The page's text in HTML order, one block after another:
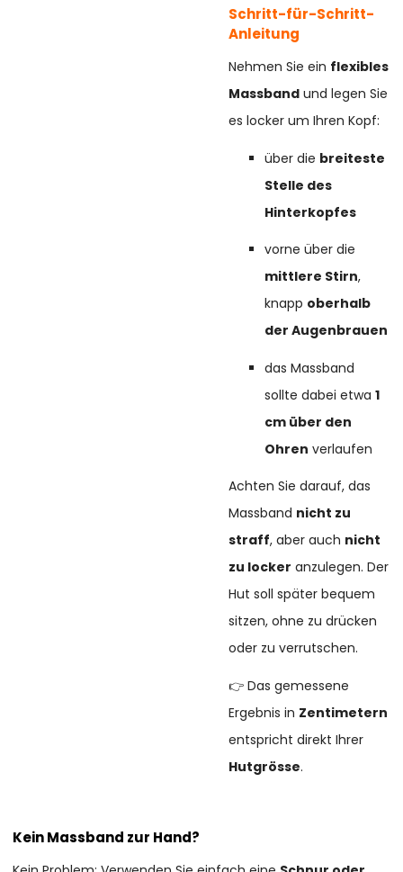
Schritt-für-Schritt-
Anleitung
Nehmen Sie ein flexibles
Massband und legen Sie
es locker um Ihren Kopf:
über die breiteste
Stelle des
Hinterkopfes
vorne über die
mittlere Stirn,
knapp oberhalb
der Augenbrauen
das Massband
sollte dabei etwa1
cm über den
Ohren verlaufen
Achten Sie darauf, das
Massband nicht zu
straff, aber auch nicht
zu locker anzulegen. Der
Hut soll später bequem
sitzen, ohne zu drücken
oder zu verrutschen.
👉 Das gemessene
Ergebnis in Zentimetern
entspricht direkt Ihrer
Hutgrösse.
Kein Massband zur Hand?